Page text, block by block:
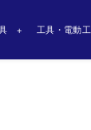
工具・電動